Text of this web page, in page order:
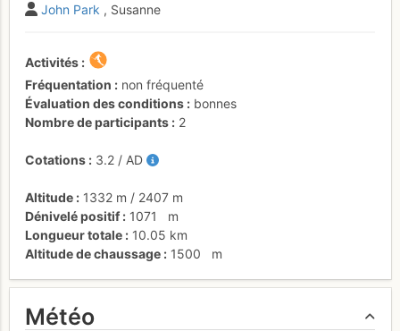
John Park , Susanne
Activités
Fréquentation
non fréquenté
Évaluation des conditions
bonnes
Nombre de participants
2
Cotations 3.2 / AD
Altitude 1332 m / 2407 m
Dénivelé positif
1071
m
Longueur totale
10.05 km
Altitude de chaussage
1500 m
Météo